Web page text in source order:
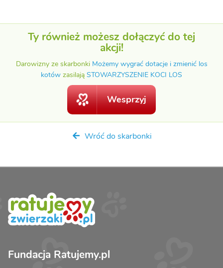
Ty również możesz dołączyć do tej
akcji!
Darowizny ze skarbonki Możemy wygrać dotacje i zmienić los
kotów zasilają STOWARZYSZENIE KOCI LOS
Wesprzyj
Wróć do skarbonki
Fundacja Ratujemy.pl